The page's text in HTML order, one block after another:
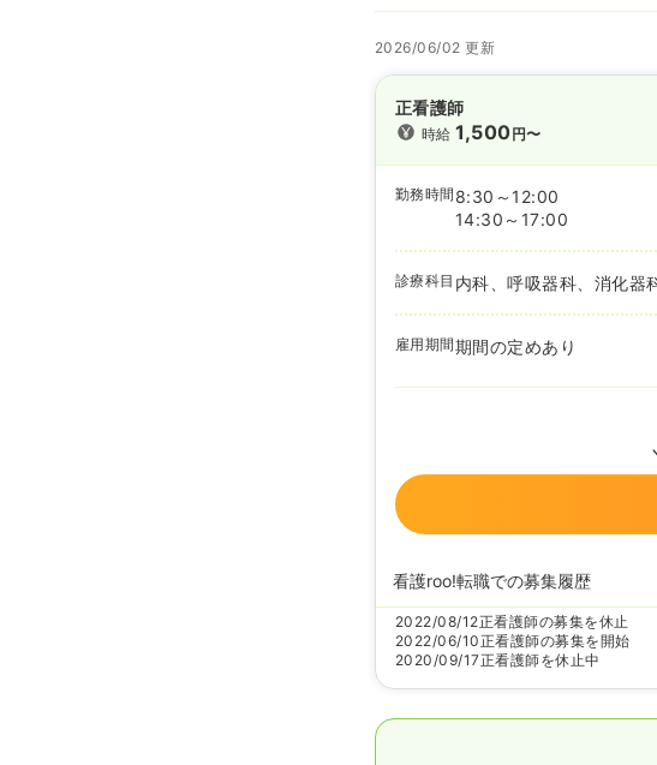
2026/06/02 更新
正看護師
時給1,500円〜
勤務時間 8:30～12:00
14:30～17:00
診療科目 内科、呼吸器科、消化器
雇用期間期間の定めあり
看護roo!転職での募集履歴
2022/08/12正看護師の募集を休止
2022/06/10正看護師の募集を開始
2020/09/17正看護師を休止中